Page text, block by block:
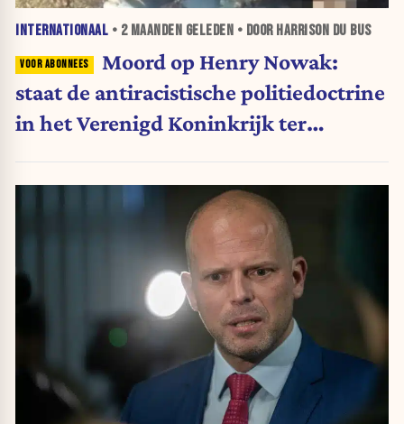
INTERNATIONAAL • 2 MAANDEN GELEDEN • DOOR HARRISON DU BUS
Moord op Henry Nowak:
staat de antiracistische politiedoctrine
in het Verenigd Koninkrijk ter